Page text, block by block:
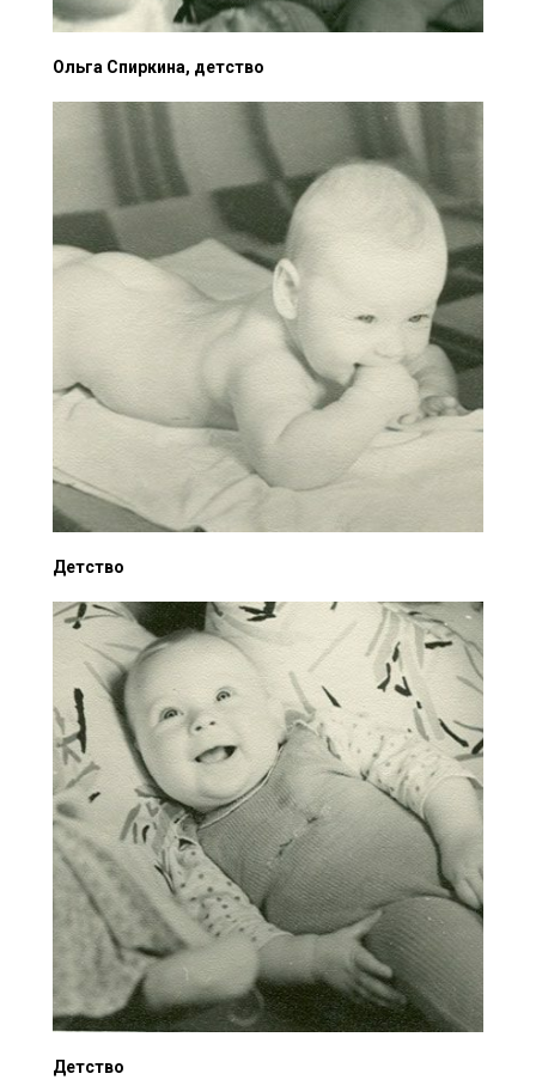
Ольга Спиркина, детство
Детство
Детство